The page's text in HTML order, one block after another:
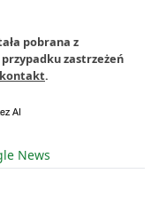
pobrana z
zastrzeżeń
kontakt.
News